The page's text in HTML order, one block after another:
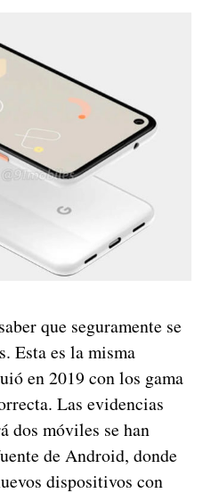
que seguramente se
Esta es la misma
en 2019 con los gama
Las evidencias
dos móviles se han
de Android, donde
dispositivos con